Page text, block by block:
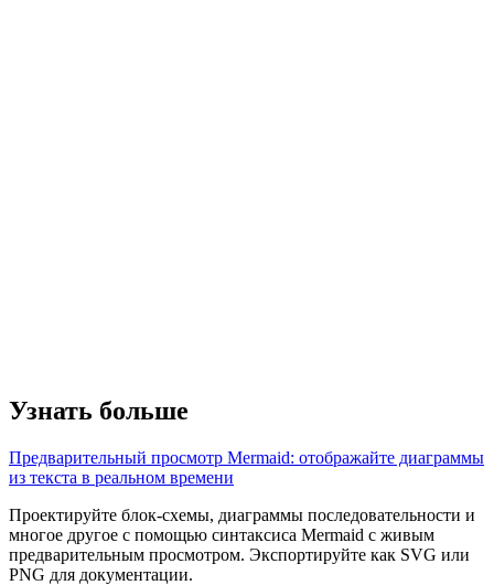
Узнать больше
Предварительный просмотр Mermaid: отображайте диаграммы
из текста в реальном времени
Проектируйте блок-схемы, диаграммы последовательности и
многое другое с помощью синтаксиса Mermaid с живым
предварительным просмотром. Экспортируйте как SVG или
PNG для документации.